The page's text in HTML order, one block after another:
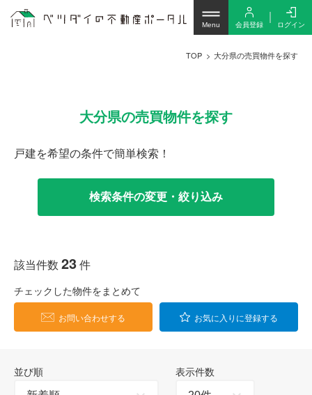
Menu 会員登録 ログイン
TOP 大分県の売買物件を探す
大分県の売買物件を探す
戸建を希望の条件で簡単検索！
検索条件の変更・絞り込み
該当件数 23件
チェックした物件をまとめて
お問い合わせする お気に入りに登録する
並び順 表示件数